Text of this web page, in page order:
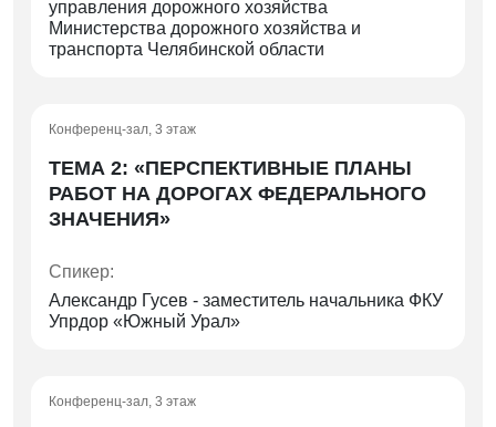
управления дорожного хозяйства
Министерства дорожного хозяйства и
транспорта Челябинской области
Конференц-зал, 3 этаж
ТЕМА 2: «ПЕРСПЕКТИВНЫЕ ПЛАНЫ
РАБОТ НА ДОРОГАХ ФЕДЕРАЛЬНОГО
ЗНАЧЕНИЯ»
Спикер:
Александр Гусев - заместитель начальника ФКУ
Упрдор «Южный Урал»
Конференц-зал, 3 этаж